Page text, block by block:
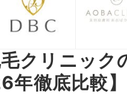
クリニック
徹底比較】